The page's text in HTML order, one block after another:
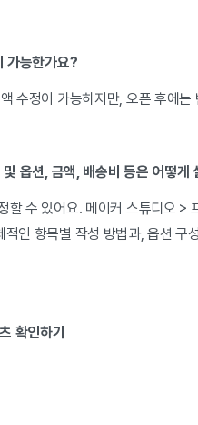
가능한가요?
수정이 가능하지만, 오픈 후에
옵션, 금액, 배송비 등은 어떻게
할 수 있어요. 메이커 스튜디오
인 항목별 작성 방법과, 옵션
확인하기